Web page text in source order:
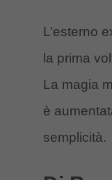
L’esterno
la prima
La magia
è
semplicità.